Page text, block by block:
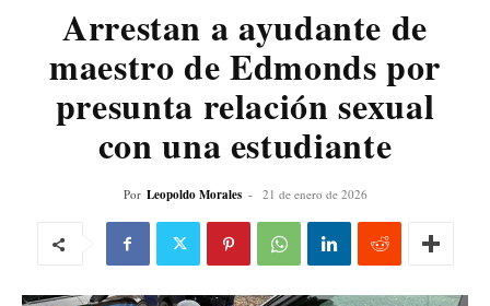
Arrestan a ayudante de
maestro de Edmonds por
presunta relación sexual
con una estudiante
Por Leopoldo Morales - 21 de enero de 2026